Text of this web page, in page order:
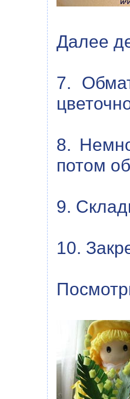
Далее
7.
8.
потом
9.
10.